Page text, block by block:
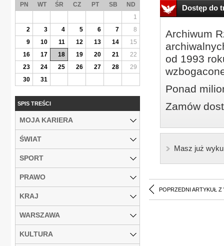
Dostęp do
Archiwum
od 1993
Ponad
Zamów
Masz już
POPRZEDNI ARTYKUŁ Z
PN WT ŚR CZ PT SB
ND
1
2
3 4 5 6 7
8
9
10 11 12 13 14
15
16
17 18 19 20 21
22
23
24 25 26 27 28
29
30
31
SPIS TREŚCI
MOJA KARIERA
ŚWIAT
SPORT
PRAWO
KRAJ
WARSZAWA
KULTURA